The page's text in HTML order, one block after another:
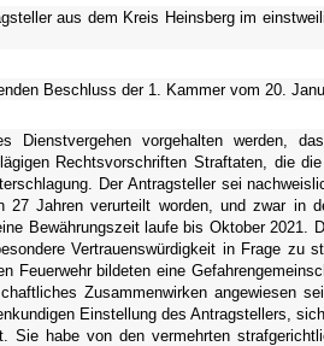
aus dem Kreis Heinsberg im
Beschluss der 1. Kammer vom 20.
Dienstvergehen vorgehalten werden,
Rechtsvorschriften Straftaten, die
Der Antragsteller sei
27 Jahren verurteilt worden, und zwar
Bewährungszeit laufe bis Oktober
Vertrauenswürdigkeit in Frage zu
Feuerwehr bildeten eine
Zusammenwirken angewiesen
Einstellung des Antragstellers,
Sie habe von den vermehrten